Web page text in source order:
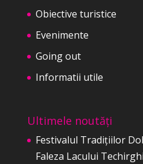
Obiective turistice
Evenimente
Going out
Informatii utile
Ultimele noutăți
Festivalul Tradițiilor
Faleza Lacului